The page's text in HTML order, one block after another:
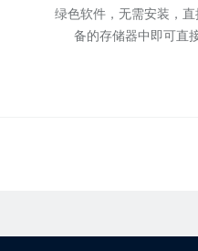
绿色软件，无需安装，
备的存储器中即可直